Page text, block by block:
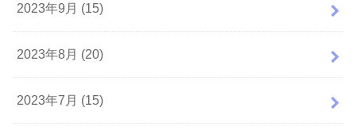
2023年9月 (15)
2023年8月 (20)
2023年7月 (15)